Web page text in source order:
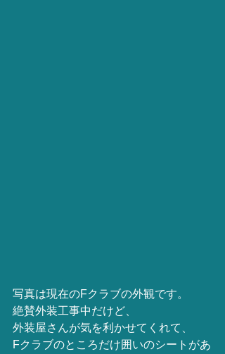
写真は現在のFクラブの外観です。
絶賛外装工事中だけど、
外装屋さんが気を利かせてくれて、
Fクラブのところだけ囲いのシートがあ